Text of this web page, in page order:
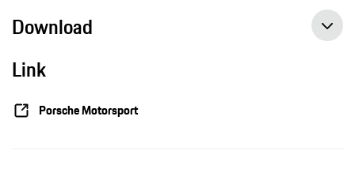
Download
Link
Porsche Motorsport